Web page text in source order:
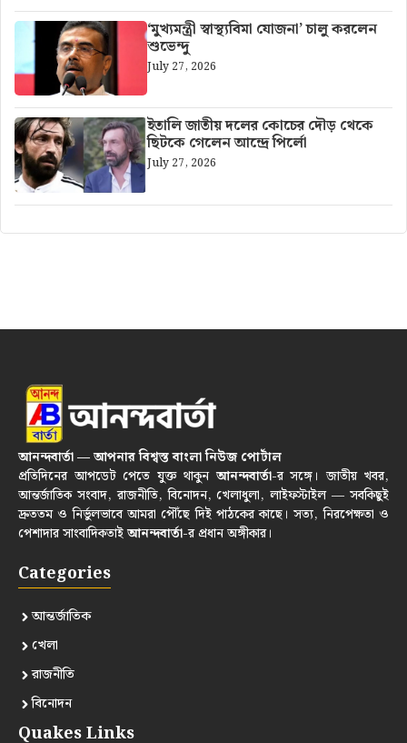
‘মুখ্যমন্ত্রী স্বাস্থ্যবিমা যোজনা’ চালু করলেন
শুভেন্দু
July 27, 2026
ইতালি জাতীয় দলের কোচের দৌড় থেকে
ছিটকে গেলেন আন্দ্রে পির্লো
July 27, 2026
আনন্দবার্তা — আপনার বিশ্বস্ত বাংলা নিউজ পোর্টাল
প্রতিদিনের আপডেট পেতে যুক্ত থাকুনআনন্দবার্তা-র সঙ্গে। জাতীয় খবর,
আন্তর্জাতিক সংবাদ, রাজনীতি, বিনোদন, খেলাধুলা, লাইফস্টাইল — সবকিছুই
দ্রুততম ও নির্ভুলভাবে আমরা পৌঁছে দিই পাঠকের কাছে। সত্য, নিরপেক্ষতা ও
পেশাদার সাংবাদিকতাইআনন্দবার্তা-র প্রধান অঙ্গীকার।
Categories
আন্তর্জাতিক
খেলা
রাজনীতি
বিনোদন
Quakes Links